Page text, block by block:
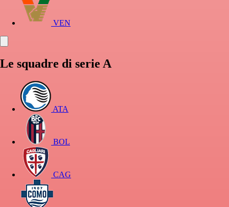
VEN
Le squadre di serie A
ATA
BOL
CAG